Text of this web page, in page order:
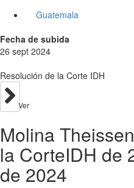
Guatemala
Fecha de subida
26 sept 2024
Resolución de la Corte IDH
Ver
Molina
la CorteIDH de
de 2024